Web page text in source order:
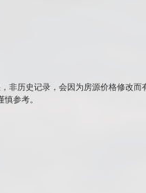
非历史记录，会因为房源价格修改而
参考。